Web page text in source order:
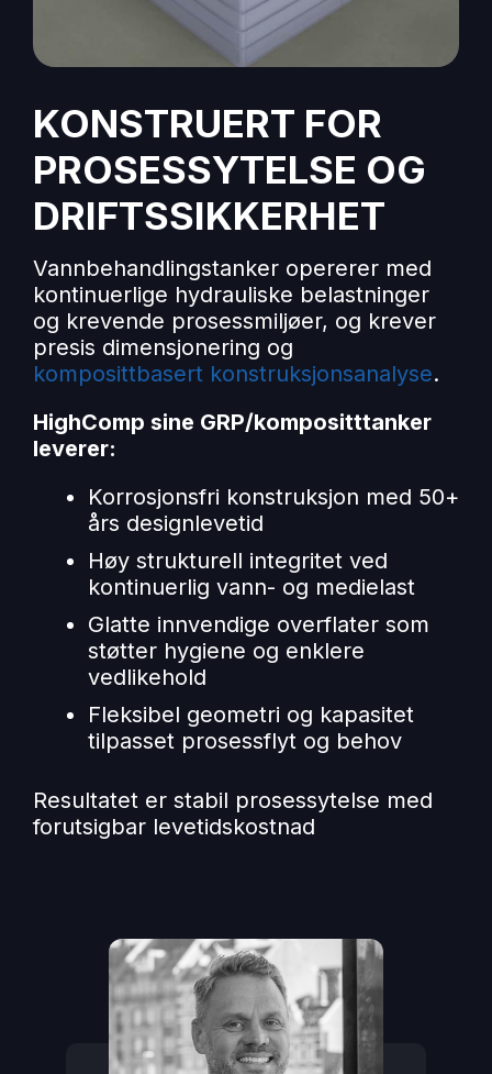
KONSTRUERT FOR
PROSESSYTELSE OG
DRIFTSSIKKERHET
Vannbehandlingstanker opererer med
kontinuerlige hydrauliske belastninger
og krevende prosessmiljøer, og krever
presis dimensjonering og
komposittbasert konstruksjonsanalyse.
HighComp sine GRP/kompositttanker
leverer:
Korrosjonsfri konstruksjon med 50+
års designlevetid
Høy strukturell integritet ved
kontinuerlig vann- og medielast
Glatte innvendige overflater som
støtter hygiene og enklere
vedlikehold
Fleksibel geometri og kapasitet
tilpasset prosessflyt og behov
Resultatet er stabil prosessytelse med
forutsigbar levetidskostnad